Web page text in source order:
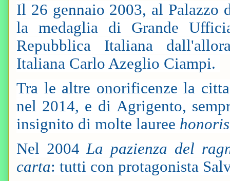
Il 26 gennaio 2003, al Palazzo
la medaglia di Grande
Repubblica Italiana
Italiana Carlo Azeglio Ciampi.
Tra le altre onorificenze la
nel 2014, e di Agrigento,
insignito di molte lauree
Nel 2004 La pazienza del
carta: tutti con protagonista